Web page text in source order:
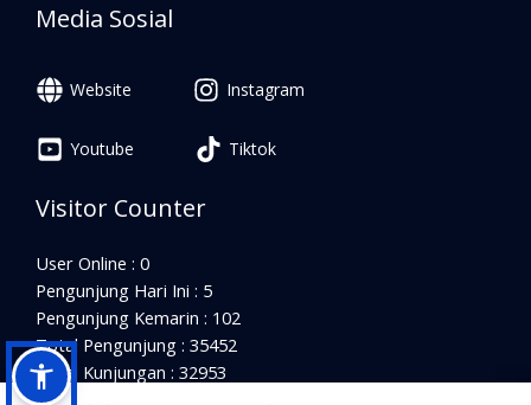
Media Sosial
Website Instagram
Youtube Tiktok
Visitor Counter
User Online : 0
Pengunjung Hari Ini : 5
Pengunjung Kemarin : 102
Total Pengunjung : 35452
Total Kunjungan : 32953